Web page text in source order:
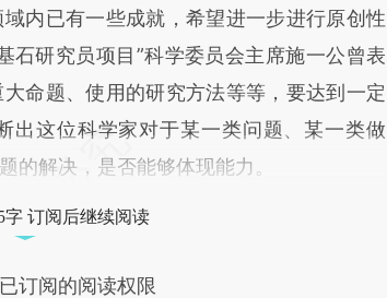
已有一些成就，希望进一步进行原创性
石研究员项目”科学委员会主席施一公曾表
命题、使用的研究方法等等，要达到一定
出这位科学家对于某一类问题、某一类做
的解决，是否能够体现能力。
字 订阅后继续阅读
订阅的阅读权限